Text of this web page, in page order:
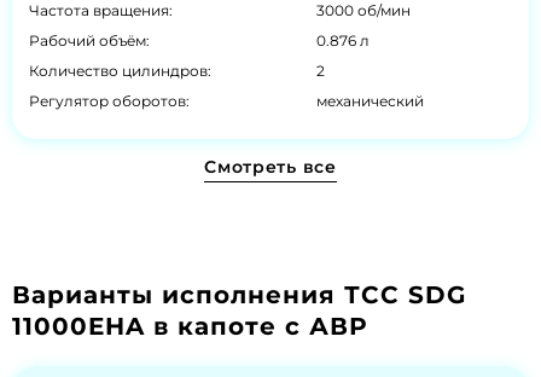
Частота вращения:
3000 об/мин
Рабочий объём:
0.876 л
Количество цилиндров:
2
Регулятор оборотов:
механический
Смотреть все
Варианты исполнения ТСС SDG
11000EHA в капоте с АВР